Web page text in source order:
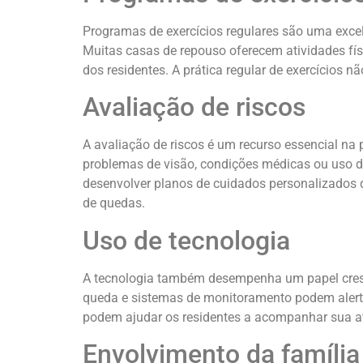
Programas de exercícios regulares são uma
Muitas casas de repouso oferecem atividades
dos residentes. A prática regular de exercícios
Avaliação de riscos
A avaliação de riscos é um recurso essencial
problemas de visão, condições médicas ou uso
desenvolver planos de cuidados
de quedas.
Uso de tecnologia
A tecnologia também desempenha um papel
queda e sistemas de monitoramento podem
podem ajudar os residentes a acompanhar sua
Envolvimento da família